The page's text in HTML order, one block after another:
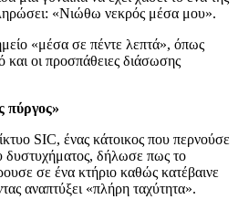
«Νιώθω νεκρός μέσα μου».
«μέσα σε πέντε λεπτά», όπως
οι προσπάθειες διάσωσης
πύργος»
SIC, ένας κάτοικος που περνούσε
δυστυχήματος, δήλωσε πως το
σε ένα κτήριο καθώς κατέβαινε
αναπτύξει «πλήρη ταχύτητα».